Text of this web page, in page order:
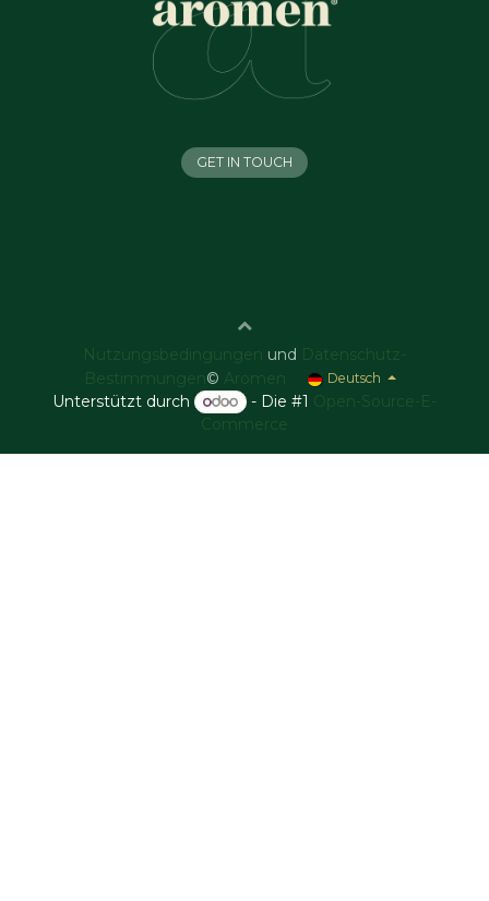
GET IN TOUCH
Nutzungsbedingungen und Datenschutz-
Bestimmungen © Aromen Deutsch
Unterstützt durch - Die #1 Open-Source-E-
Commerce